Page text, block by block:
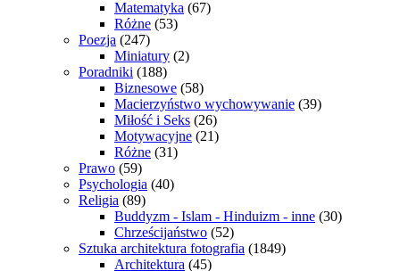
Matematyka (67)
Różne (53)
Poezja (247)
Miniatury (2)
Poradniki (188)
Biznesowe (58)
Macierzyństwo wychowywanie (39)
Miłość i Seks (26)
Motywacyjne (21)
Różne (31)
Prawo (59)
Psychologia (40)
Religia (89)
Buddyzm - Islam - Hinduizm - inne (30)
Chrześcijaństwo (52)
Sztuka architektura fotografia (1849)
Architektura (45)